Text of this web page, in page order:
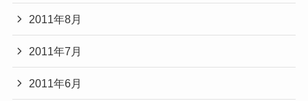
2011年8月
2011年7月
2011年6月